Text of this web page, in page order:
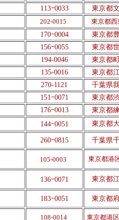
113ｰ0033 東京都
202-0015 東京都西
170ｰ0004 東京都
156ｰ0055 東京都
194-0046 東京都
135-0016 東京都江
270-1121 千葉県
151ｰ0071 東京都
176ｰ0013 東京都
144ｰ0051 東京都大
260ｰ0815 千葉県千
105-0003 東京都港
136ｰ0071 東京都江
183ｰ0051 東京都
108-0014 東京都港